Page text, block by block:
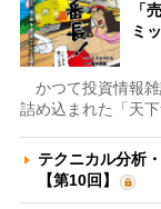
「
ミ
かつて投資情報雑
詰め込まれた「天
テクニカル分析
【第10回】